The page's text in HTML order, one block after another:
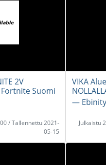
2V
Fortnite Suomi
/ Tallennettu 2021-
05-15
VIKA
― Ebinity
Julkaistu